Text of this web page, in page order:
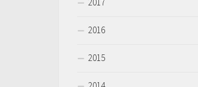
2017
2016
2015